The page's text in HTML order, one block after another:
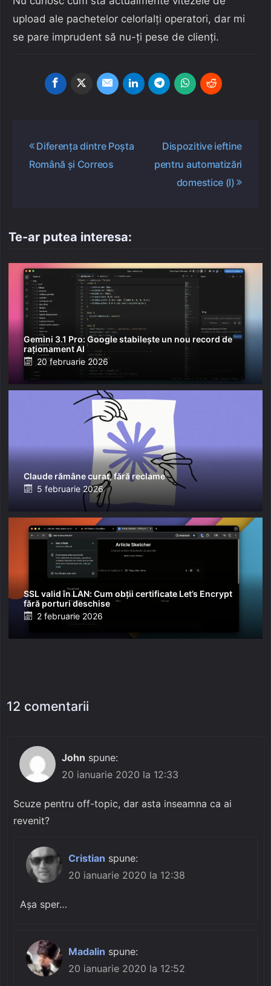
upload ale pachetelor celorlalți operatori, dar mi
se pare imprudent să nu-ți pese de clienți.
Navigare
articole
Diferența dintre Poșta
Română și Correos
Dispozitive ieftine
pentru automatizări
domestice (I)
Te-ar putea interesa:
Gemini 3.1 Pro: Google stabilește un nou record de
raționament AI
Posted
on
20 februarie 2026
Claude rămâne curat, fără reclame
Posted
5 februarie 2026
SSL valid în LAN: Cum obții certificate Let’s Encrypt
fără porturi deschise
Posted
2 februarie 2026
12 comentarii
John spune:
20 ianuarie 2020 la 12:33
Scuze pentru off-topic, dar asta inseamna ca ai
revenit?
Cristian spune:
20 ianuarie 2020 la 12:38
Așa sper…
Madalin spune:
20 ianuarie 2020 la 12:52